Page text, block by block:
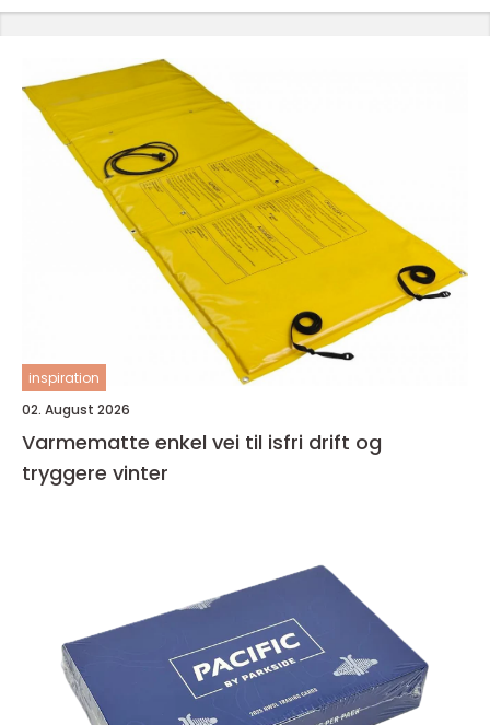
inspiration
02. August 2026
Varmematte enkel vei til isfri drift og
tryggere vinter